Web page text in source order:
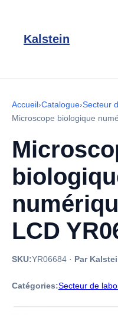
Kalstein
Accueil›Catalogue›Secteur
Microscope biologique
LCD
SKU:YR06684 · Par
Catégories:Secteur de